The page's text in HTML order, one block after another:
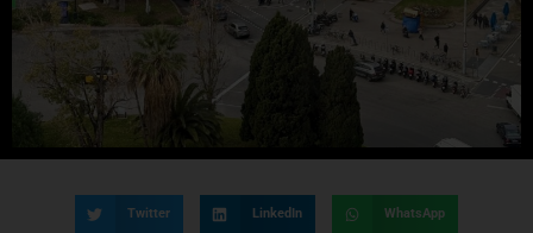
Twitter LinkedIn WhatsApp